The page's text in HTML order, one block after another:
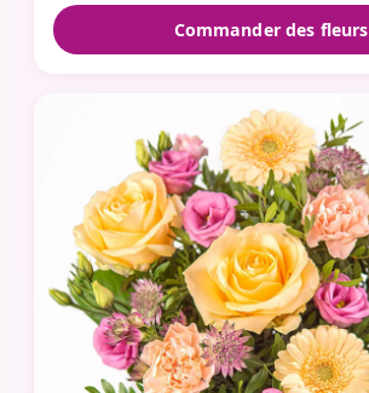
Commander des fleurs